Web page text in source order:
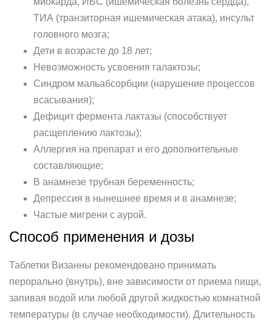
ТИА (транзиторная ишемическая атака), инсульт
головного мозга;
Дети в возрасте до 18 лет;
Невозможность усвоения галактозы;
Синдром мальабсорбции (нарушение процессов
всасывания);
Дефицит фермента лактазы (способствует
расщеплению лактозы);
Аллергия на препарат и его дополнительные
составляющие;
В анамнезе трубная беременность;
Депрессия в нынешнее время и в анамнезе;
Частые мигрени с аурой.
Способ применения и дозы
Таблетки Визанны рекомендовано принимать
перорально (внутрь), вне зависимости от приема пищи,
запивая водой или любой другой жидкостью комнатной
температуры (в случае необходимости). Длительность